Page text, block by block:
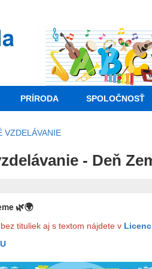
PRÍRODA SPOLOČNOSŤ
VZDELÁVANIE
- Deň
🌿🌍
tituliek aj s textom nájdete v